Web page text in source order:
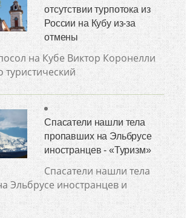
отсутствии турпотока из
России на Кубу из-за
отмены
на Кубе Виктор Коронелли
Спасатели нашли тела
пропавших на Эльбрусе
иностранцев - «Туризм»
Спасатели нашли тела
Эльбрусе иностранцев и